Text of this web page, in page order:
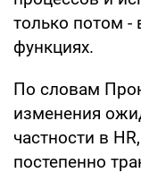
только потом -
функциях.
По словам
изменения
частности в
постепенно